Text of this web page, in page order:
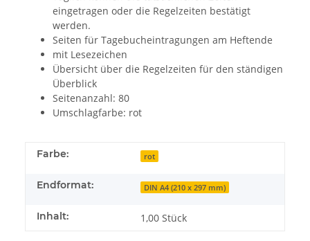
eingetragen oder die Regelzeiten bestätigt
werden.
Seiten für Tagebucheintragungen am Heftende
mit Lesezeichen
Übersicht über die Regelzeiten für den ständigen
Überblick
Seitenanzahl: 80
Umschlagfarbe: rot
Farbe: rot
Endformat: DIN A4 (210 x 297 mm)
Inhalt: 1,00 Stück